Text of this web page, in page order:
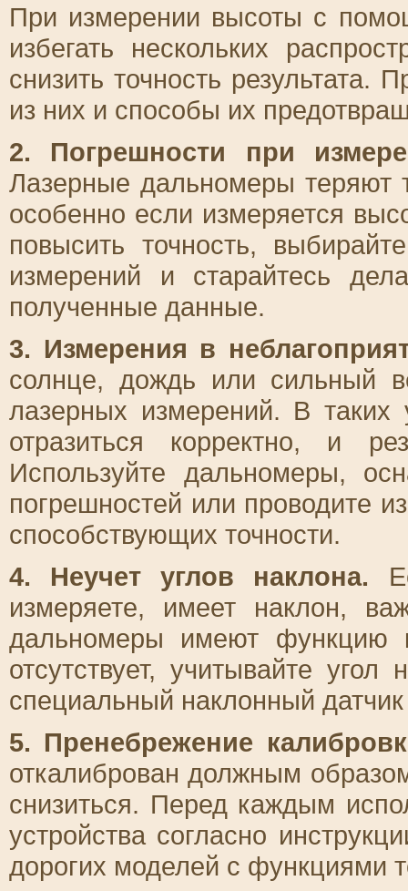
При измерении высоты с
избегать нескольких
снизить точность
из них и способы их
2. Погрешности при
Лазерные дальномеры теряют
особенно если измеряется
повысить точность,
измерений и старайтесь
полученные данные.
3. Измерения в
солнце, дождь или сильный
лазерных измерений. В
отразиться корректно, и
Используйте дальномеры,
погрешностей или проводите
способствующих точности.
4. Неучет углов наклона.
измеряете, имеет наклон,
дальномеры имеют функцию
отсутствует, учитывайте
специальный наклонный
5. Пренебрежение
откалиброван должным
снизиться. Перед каждым
устройства согласно
дорогих моделей с функциями